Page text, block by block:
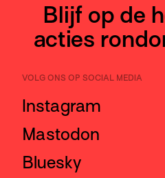
Blijf op de
acties
VOLG ONS OP SOCIAL MEDIA
Instagram
Mastodon
Bluesky